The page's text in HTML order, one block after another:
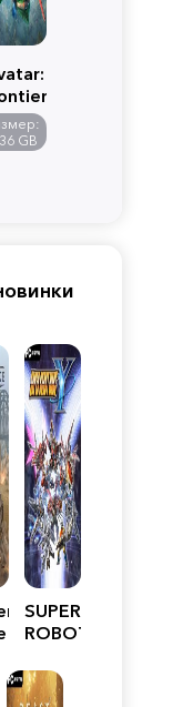
of
GB
SUPER
ROBOT
Y